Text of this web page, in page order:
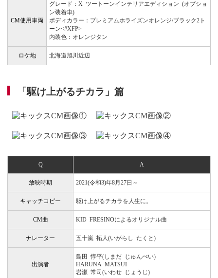
CM使用車両
グレード：X ツートーンインテリアエディション (オプショ
ン装着車)
ボディカラー：プレミアムホライズンオレンジ/ブラック2ト
ーン<#XFP>
内装色：オレンジタン
ロケ地 北海道旭川近辺
「駆け上がるチカラ」篇
Q A
放映時期 2021(令和3)年8月27日～
キャッチコピー 駆け上がるチカラを人生に。
CM曲 KID FRESINOによるオリジナル曲
ナレーター 五十嵐 拓人(いがらし たくと)
出演者
島田 惇平(しまだ じゅんぺい)
HARUNA MATSUI
岩瀬 常司(いわせ じょうじ)